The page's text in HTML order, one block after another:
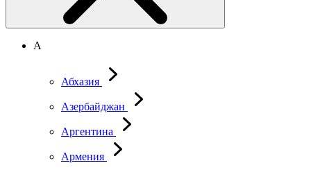
А
Абхазия
Азербайджан
Аргентина
Армения